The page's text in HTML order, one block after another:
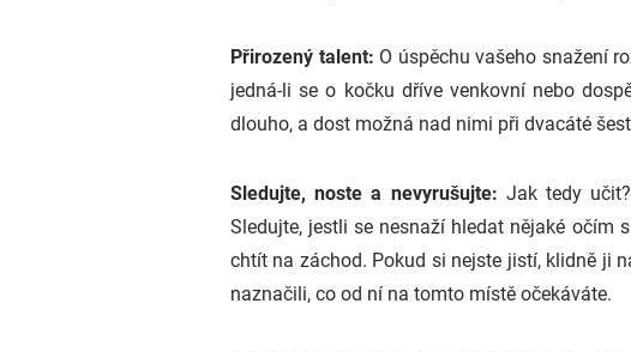
Přirozený talent: O úspěchu vašeho snažení
jedná-li se o kočku dříve venkovní nebo
dlouho, a dost možná nad nimi při dvacáté
Sledujte, noste a nevyrušujte: Jak tedy
Sledujte, jestli se nesnaží hledat nějaké očím
chtít na záchod. Pokud si nejste jistí, klidně ji
naznačili, co od ní na tomto místě očekáváte.